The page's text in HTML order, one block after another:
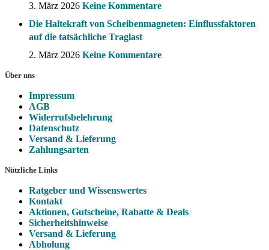
3. März 2026 Keine Kommentare
Die Haltekraft von Scheibenmagneten: Einflussfaktoren
auf die tatsächliche Traglast
2. März 2026 Keine Kommentare
Über uns
Impressum
AGB
Widerrufsbelehrung
Datenschutz
Versand & Lieferung
Zahlungsarten
Nützliche Links
Ratgeber und Wissenswertes
Kontakt
Aktionen, Gutscheine, Rabatte & Deals
Sicherheitshinweise
Versand & Lieferung
Abholung